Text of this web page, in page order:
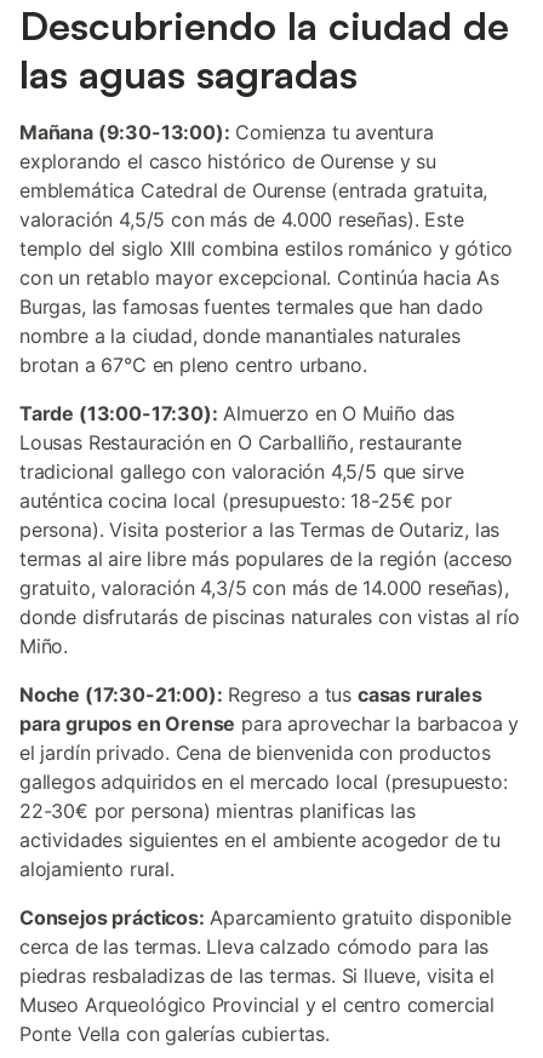
Descubriendo la ciudad de
las aguas sagradas
Mañana (9:30-13:00): Comienza tu aventura
explorando el casco histórico de Ourense y su
emblemática Catedral de Ourense (entrada gratuita,
valoración 4,5/5 con más de 4.000 reseñas). Este
templo del siglo XIII combina estilos románico y gótico
con un retablo mayor excepcional. Continúa hacia As
Burgas, las famosas fuentes termales que han dado
nombre a la ciudad, donde manantiales naturales
brotan a 67°C en pleno centro urbano.
Tarde (13:00-17:30): Almuerzo en O Muiño das
Lousas Restauración en O Carballiño, restaurante
tradicional gallego con valoración 4,5/5 que sirve
auténtica cocina local (presupuesto: 18-25€ por
persona). Visita posterior a las Termas de Outariz, las
termas al aire libre más populares de la región (acceso
gratuito, valoración 4,3/5 con más de 14.000 reseñas),
donde disfrutarás de piscinas naturales con vistas al río
Miño.
Noche (17:30-21:00): Regreso a tus casas rurales
para grupos en Orense para aprovechar la barbacoa y
el jardín privado. Cena de bienvenida con productos
gallegos adquiridos en el mercado local (presupuesto:
22-30€ por persona) mientras planificas las
actividades siguientes en el ambiente acogedor de tu
alojamiento rural.
Consejos prácticos: Aparcamiento gratuito disponible
cerca de las termas. Lleva calzado cómodo para las
piedras resbaladizas de las termas. Si llueve, visita el
Museo Arqueológico Provincial y el centro comercial
Ponte Vella con galerías cubiertas.